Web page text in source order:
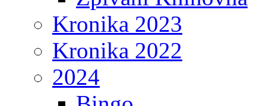
Kronika 2023
Kronika 2022
2024